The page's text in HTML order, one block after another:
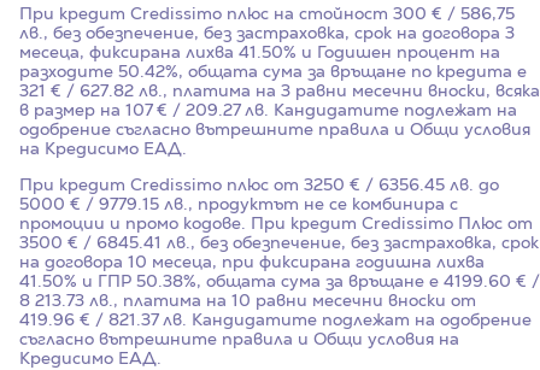
При кредит Credissimo плюс на стойност 300 € / 586,75
лв., без обезпечение, без застраховка, срок на договора 3
месеца, фиксирана лихва 41.50% и Годишен процент на
разходите 50.42%, общата сума за връщане по кредита е
321 € / 627.82 лв., платима на 3 равни месечни вноски, всяка
в размер на 107 € / 209.27 лв. Кандидатите подлежат на
одобрение съгласно вътрешните правила и Общи условия
на Кредисимо ЕАД.
При кредит Credissimo плюс от 3250 € / 6356.45 лв. до
5000 € / 9779.15 лв., продуктът не се комбинира с
промоции и промо кодове. При кредит Credissimo Плюс от
3500 € / 6845.41 лв., без обезпечение, без застраховка, срок
на договора 10 месеца, при фиксирана годишна лихва
41.50% и ГПР 50.38%, общата сума за връщане е 4199.60 € /
8 213.73 лв., платима на 10 равни месечни вноски от
419.96 € / 821.37 лв. Кандидатите подлежат на одобрение
съгласно вътрешните правила и Общи условия на
Кредисимо ЕАД.